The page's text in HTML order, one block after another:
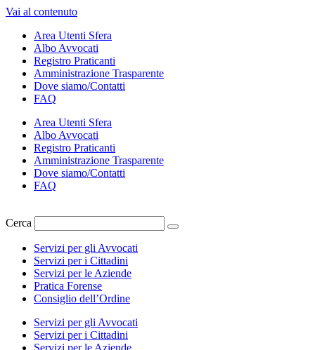
Vai al contenuto
Area Utenti Sfera
Albo Avvocati
Registro Praticanti
Amministrazione Trasparente
Dove siamo/Contatti
FAQ
Area Utenti Sfera
Albo Avvocati
Registro Praticanti
Amministrazione Trasparente
Dove siamo/Contatti
FAQ
Cerca
Servizi per gli Avvocati
Servizi per i Cittadini
Servizi per le Aziende
Pratica Forense
Consiglio dell’Ordine
Servizi per gli Avvocati
Servizi per i Cittadini
Servizi per le Aziende